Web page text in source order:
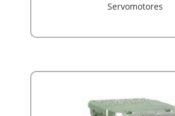
Servomotores